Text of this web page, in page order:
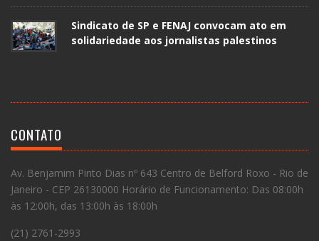
Sindicato de SP e FENAJ convocam ato em
solidariedade aos jornalistas palestinos
CONTATO
Av. Benjamim Pinto Dias nº 643 Centro de Belford Roxo - Rio de
Janeiro - CEP 26130000 Horário de Funcionamento: Das 08:00h
às 12:00h, das 13:00h às 18:00h
(21) 2761-2993